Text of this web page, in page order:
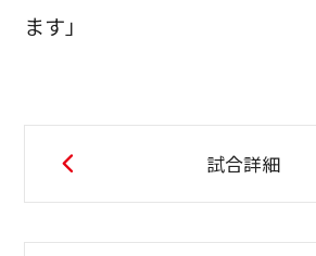
ます」
試合詳細